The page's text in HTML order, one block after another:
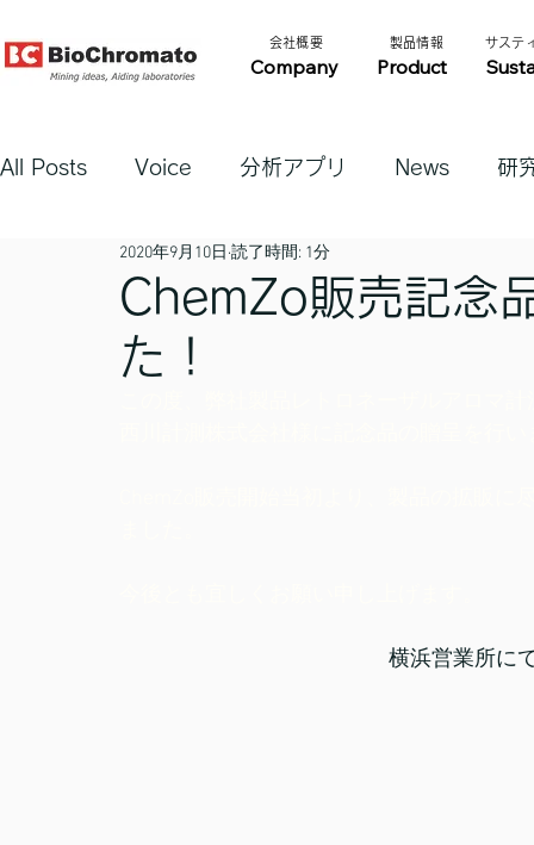
Company Product
​製品情報​​
​会社概要​​ サステ
All Posts Voice 分析アプリ News 研
ChemZo販売記念
た！
2020年9月10日 読了時間: 1分
横浜営業所に